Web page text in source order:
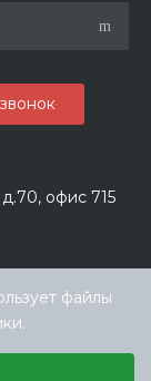
офис 715
файлы